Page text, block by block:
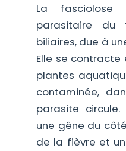
La fasciolose
parasitaire
biliaires, due à
Elle se
plantes
contaminée,
parasite
une gêne du
de la fièvre et